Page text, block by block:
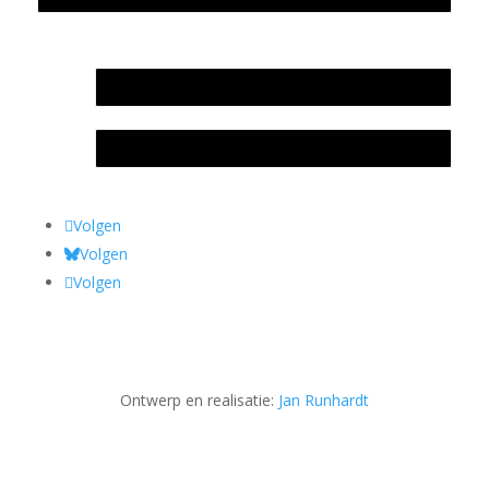
Volgen
Volgen
Volgen
Ontwerp en realisatie: Jan Runhardt